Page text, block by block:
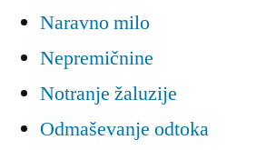
Naravno milo
Nepremičnine
Notranje žaluzije
Odmaševanje odtoka